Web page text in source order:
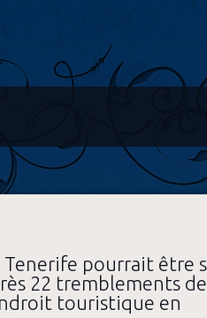
Tenerife pourrait être
22 tremblements de
touristique en